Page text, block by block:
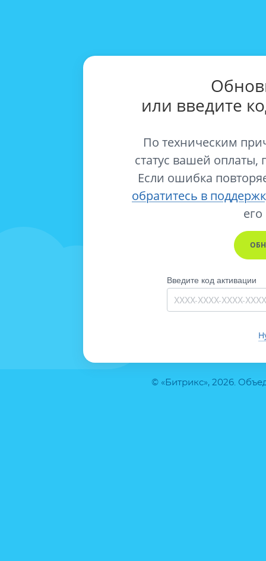
© «Битрикс», 2026.
или введите
По техническим
статус вашей оплаты,
Если ошибка
обратитесь в
его
Введите код активации